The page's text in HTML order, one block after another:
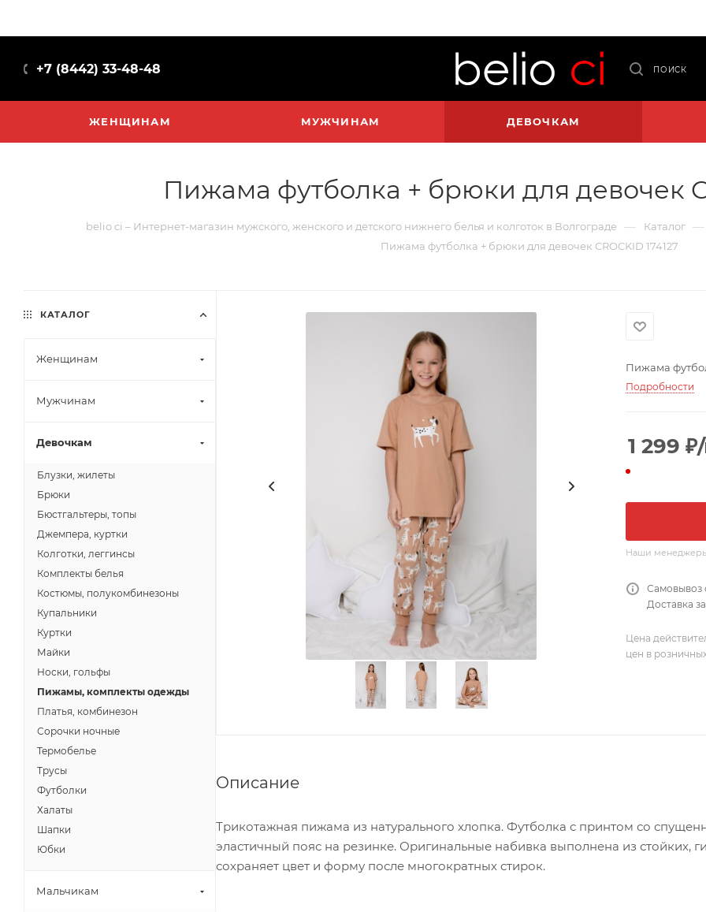
+7 (8442) 33-48-48 ПОИСК
ЖЕНЩИНАМ МУЖЧИНАМ ДЕВОЧКАМ
Пижама футболка + брюки для девочек
belio ci – Интернет-магазин мужского, женского и детского нижнего белья и колготок в Волгограде — Каталог —
Пижама футболка + брюки для девочек CROCKID 174127
Пижама
Подробности
1 299 ₽
Наши менеджеры
Самовывоз
Доставка
Цена
цен в
Описание
Трикотажная пижама из натурального хлопка. Футболка с принтом со
эластичный пояс на резинке. Оригинальные набивка выполнена из стойких,
сохраняет цвет и форму после многократных стирок.
КАТАЛОГ
Женщинам
Мужчинам
Девочкам
Блузки, жилеты
Брюки
Бюстгальтеры, топы
Джемпера, куртки
Колготки, леггинсы
Комплекты белья
Костюмы, полукомбинезоны
Купальники
Куртки
Майки
Носки, гольфы
Пижамы, комплекты одежды
Платья, комбинезон
Сорочки ночные
Термобелье
Трусы
Футболки
Халаты
Шапки
Юбки
Мальчикам